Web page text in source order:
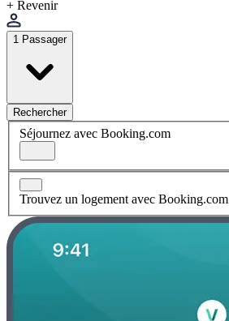
+ Revenir
1 Passager
Rechercher
Séjournez avec Booking.com
Trouvez un logement avec Booking.com